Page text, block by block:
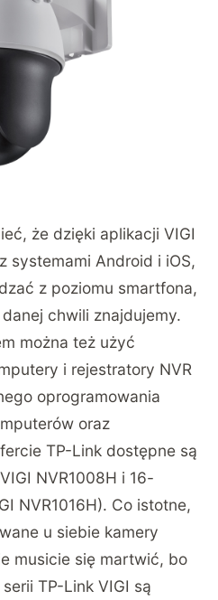
że dzięki aplikacji VIGI
systemami Android i iOS,
z poziomu smartfona,
chwili znajdujemy.
można też użyć
i rejestratory NVR
oprogramowania
oraz
TP-Link dostępne są
NVR1008H i 16-
NVR1016H). Co istotne,
u siebie kamery
musicie się martwić, bo
TP-Link VIGI są